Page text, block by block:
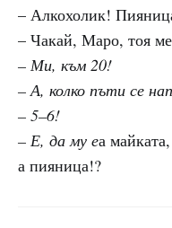
– Алкохолик!
– Чакай, Маро, тоя
– Ми, към 20!
– А, колко пъти се
– 5–6!
– Е, да му еа
а пияница!?